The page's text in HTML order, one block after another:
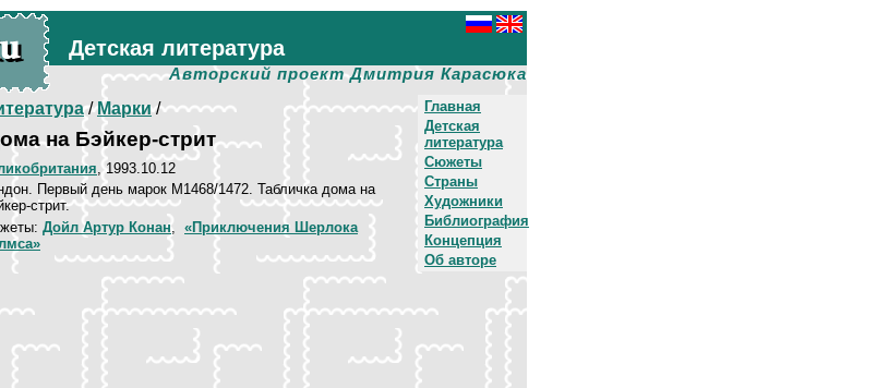
Детская литература
Авторский проект Дмитрия Карасюка
Главная
Детская
литература
Сюжеты
Страны
Художники
Библиография
Концепция
Об авторе
/Марки/
на Бэйкер-стрит
, 1993.10.12
Первый день марок М1468/1472. Табличка дома на
стрит.
Дойл Артур Конан, «Приключения Шерлока